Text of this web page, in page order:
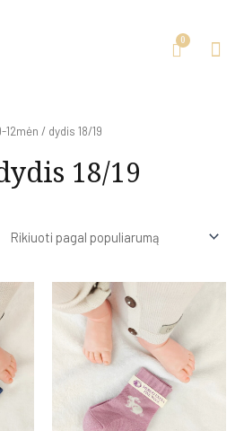
/ dydis 18/19
18/19